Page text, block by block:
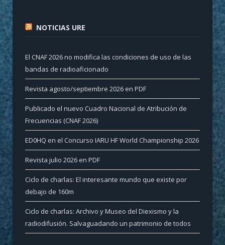
NOTICIAS URE
El CNAF 2026 no modifica las condiciones de uso de las
bandas de radioaficionado
Revista agosto/septiembre 2026 en PDF
Publicado el nuevo Cuadro Nacional de Atribución de
Frecuencias (CNAF 2026)
ED0HQ en el Concurso IARU HF World Championship 2026
Revista julio 2026 en PDF
Ciclo de charlas: El interesante mundo que existe por
debajo de 160m
Ciclo de charlas: Archivo y Museo del Diexismo y la
radiodifusión. Salvaguadando un patrimonio de todos